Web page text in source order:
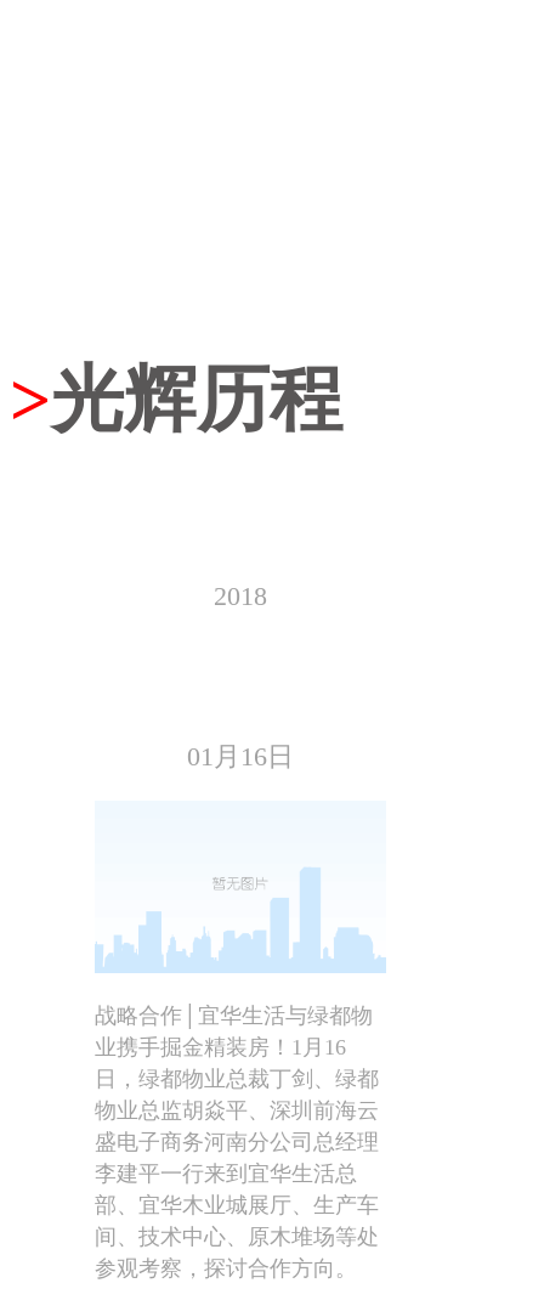
>光辉历程
2018
01月16日
战略合作│宜华生活与绿都物
业携手掘金精装房！1月16
日，绿都物业总裁丁剑、绿都
物业总监胡焱平、深圳前海云
盛电子商务河南分公司总经理
李建平一行来到宜华生活总
部、宜华木业城展厅、生产车
间、技术中心、原木堆场等处
参观考察，探讨合作方向。